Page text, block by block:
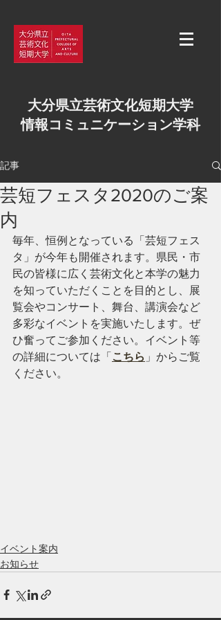
大分県立芸術文化短期大学
情報コミュニケーション学科
記事
芸短フェスタ2020のご案
内
毎年、恒例となっている「芸短フェス
タ」が今年も開催されます。県民・市
民の皆様に広く芸術文化と本学の魅力
を知っていただくことを目的とし、展
覧会やコンサート、舞台、講演会など
多彩なイベントを実施いたします。ぜ
ひ奮ってご参加ください。イベント等
の詳細については「 こちら 」からご覧
ください。
イベント案内
お知らせ